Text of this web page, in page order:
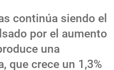
continúa siendo el
por el aumento
una
que crece un 1,3%